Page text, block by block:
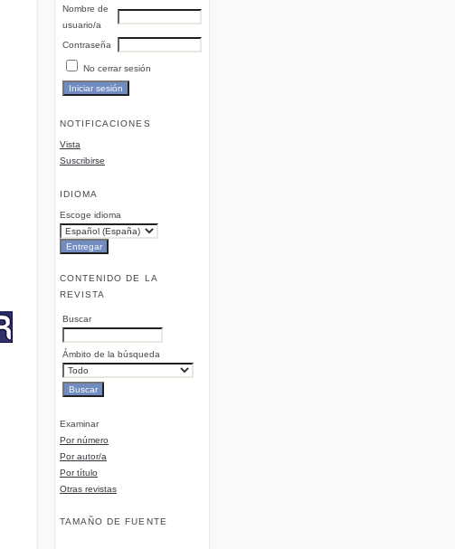
Nombre de
usuario/a
Contraseña
No cerrar sesión
NOTIFICACIONES
Vista
Suscribirse
IDIOMA
Escoge idioma
CONTENIDO DE LA
REVISTA
Buscar
Ámbito de la búsqueda
Examinar
Por número
Por autor/a
Por título
Otras revistas
TAMAÑO DE FUENTE